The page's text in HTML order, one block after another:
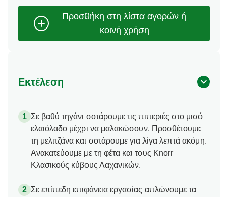
Εκτέλεση
Σε βαθύ τηγάνι σοτάρουμε τις πιπεριές στο μισό
ελαιόλαδο μέχρι να μαλακώσουν. Προσθέτουμε
τη μελιτζάνα και σοτάρουμε για λίγα λεπτά ακόμη.
Ανακατεύουμε με τη φέτα και τους Knorr
Κλασικούς κύβους Λαχανικών.
Σε επίπεδη επιφάνεια εργασίας απλώνουμε τα